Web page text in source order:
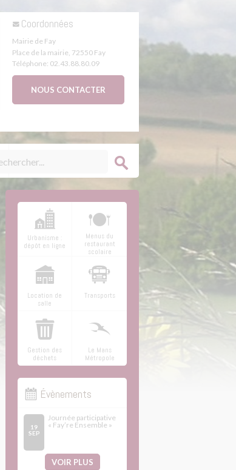
Coordonnées
Mairie de Fay
Place de la mairie, 72550 Fay
Téléphone: 02.43.88.80.09
NOUS CONTACTER
Urbanisme :
dépôt en ligne
Menus du
restaurant
scolaire
Location de
salle
Transports
Gestion des
déchets
Le Mans
Métropole
Évènements
19
SEP
Journée participative
« Fay’re Ensemble »
VOIR PLUS